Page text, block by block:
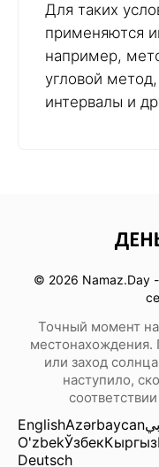
Для таких
применяются
например,
угловой
интервалы и
© 2026 Namaz.Day
Точный момент
местонахождения.
или заход
наступило,
EnglishAzərbaycan
O'zbekЎзбекКыргыз
Deutsch